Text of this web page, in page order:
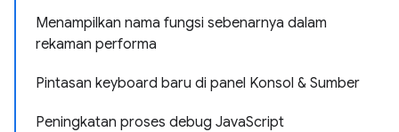
Menampilkan nama fungsi sebenarnya dalam
rekaman performa
Pintasan keyboard baru di panel Konsol & Sumber
Peningkatan proses debug JavaScript